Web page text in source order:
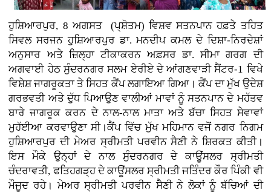
ਹੁਸ਼ਿਆਰਪੁਰ, 8 ਅਗਸਤ (ਪ੍ਸ਼ੋਤਮ) ਵਿਸ਼ਵ ਸਤਨਪਾਨ ਹਫ਼ਤੇ ਤਹਿਤ
ਸਿਵਲ ਸਰਜਨ ਹੁਸ਼ਿਆਰਪੁਰ ਡਾ. ਮਨਦੀਪ ਕਮਲ ਦੇ ਦਿਸ਼ਾ-ਨਿਰਦੇਸ਼ਾਂ
ਅਨੁਸਾਰ ਅਤੇ ਜ਼ਿਲ੍ਹਾ ਟੀਕਾਕਰਨ ਅਫ਼ਸਰ ਡਾ. ਸੀਮਾ ਗਰਗ ਦੀ
ਅਗਵਾਈ ਹੇਠ ਸੁੰਦਰਨਗਰ ਸਲਮ ਏਰੀਏ ਦੇ ਆਂਗਣਵਾੜੀ ਸੈਂਟਰ-1 ਵਿਖੇ
ਵਿਸ਼ੇਸ਼ ਜਾਗਰੂਕਤਾ ਤੇ ਸਿਹਤ ਕੈਂਪ ਲਗਾਇਆ ਗਿਆ। ਕੈਂਪ ਦਾ ਮੁੱਖ ਉਦੇਸ਼
ਗਰਭਵਤੀ ਅਤੇ ਦੁੱਧ ਪਿਆਉਣ ਵਾਲੀਆਂ ਮਾਵਾਂ ਨੂੰ ਸਤਨਪਾਨ ਦੇ ਮਹੱਤਵ
ਬਾਰੇ ਜਾਗਰੂਕ ਕਰਨ ਦੇ ਨਾਲ-ਨਾਲ ਮਾਤਾ ਅਤੇ ਬੱਚਾ ਸਿਹਤ ਸੇਵਾਵਾਂ
ਮੁਹੱਈਆ ਕਰਵਾਉਣਾ ਸੀ।ਕੈਂਪ ਵਿੱਚ ਮੁੱਖ ਮਹਿਮਾਨ ਵਜੋਂ ਨਗਰ ਨਿਗਮ
ਹੁਸ਼ਿਆਰਪੁਰ ਦੀ ਮੇਅਰ ਸ੍ਰੀਮਤੀ ਪਰਵੀਨ ਸੈਣੀ ਨੇ ਸ਼ਿਰਕਤ ਕੀਤੀ।
ਇਸ ਮੌਕੇ ਉਨ੍ਹਾਂ ਦੇ ਨਾਲ ਸੁੰਦਰਨਗਰ ਦੇ ਕਾਊਂਸਲਰ ਸ੍ਰੀਮਤੀ
ਚੰਦਰਾਵਤੀ, ਫਤਿਹਗੜ੍ਹ ਦੇ ਕਾਊਂਸਲਰ ਸ੍ਰੀਮਤੀ ਜਤਿੰਦਰ ਕੌਰ ਪਿੰਕੀ ਵੀ
ਮੌਜੂਦ ਰਹੇ। ਮੇਅਰ ਸ੍ਰੀਮਤੀ ਪਰਵੀਨ ਸੈਣੀ ਨੇ ਲੋਕਾਂ ਨੂੰ ਬੱਚਿਆਂ ਦੀ